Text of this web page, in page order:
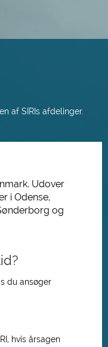
af SIRIs afdelinger.
Udover
i Odense,
og
du ansøger
hvis årsagen